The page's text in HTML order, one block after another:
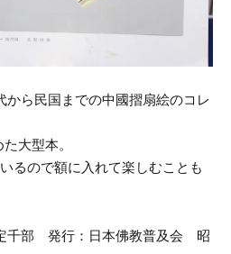
から民国までの中國摺扇絵のコレ
大型本。
るので額に入れて楽しむことも
千部 発行：日本佛教普及会 昭